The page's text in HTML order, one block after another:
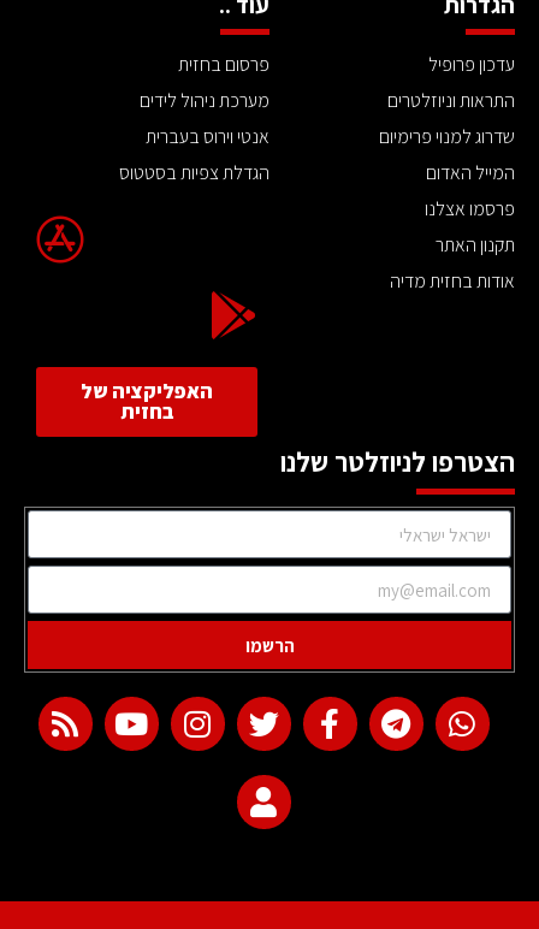
עדכון פרופיל
התראות וניוזלטרים
שדרוג למנוי פרימיום
המייל האדום
פרסמו אצלנו
תקנון האתר
אודות בחזית מדיה
פרסום בחזית
מערכת ניהול לידים
אנטי וירוס בעברית
הגדלת צפיות בסטטוס
האפליקציה של
בחזית
הצטרפו לניוזלטר שלנו
הרשמו